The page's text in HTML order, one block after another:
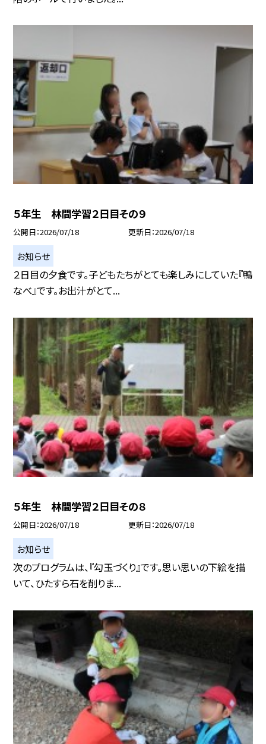
５年生 林間学習２日目その９
公開日 2026/07/18 更新日 2026/07/18
お知らせ
２日目の夕食です。子どもたちがとても楽しみにしていた『鴨
なべ』です。お出汁がとて...
５年生 林間学習２日目その８
公開日 2026/07/18 更新日 2026/07/18
お知らせ
次のプログラムは、『勾玉づくり』です。思い思いの下絵を描
いて、ひたすら石を削りま...